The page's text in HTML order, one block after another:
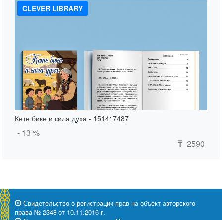
CLEVER LIBRARY
Кете бике и сила духа - 151417487
- 13 %
₸ 2590
Свидетельство о регистрации прав на объект авторского
права № 2348 от 10.11.2016 г.